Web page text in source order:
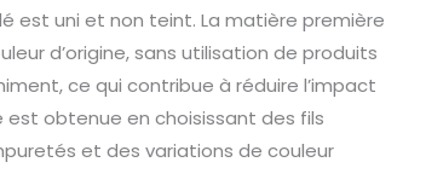
est uni et non teint. La matière première
d’origine, sans utilisation de produits
ce qui contribue à réduire l’impact
est obtenue en choisissant des fils
et des variations de couleur